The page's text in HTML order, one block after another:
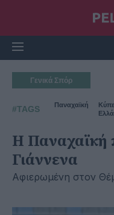
Γενικά Σπόρ
#TAGS Παναχαϊκή
Η Παναχαϊκή
Γιάννενα
Αφιερωμένη στον